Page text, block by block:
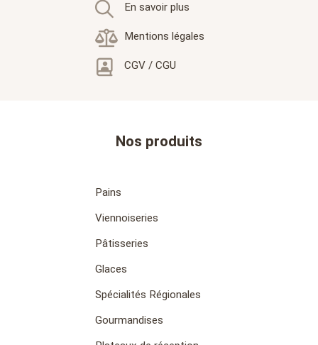
En savoir plus
Mentions légales
CGV / CGU
Nos produits
Pains
Viennoiseries
Pâtisseries
Glaces
Spécialités Régionales
Gourmandises